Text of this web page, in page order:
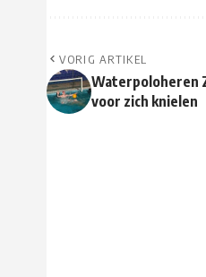
VORIG ARTIKEL
Waterpoloheren
voor zich knielen